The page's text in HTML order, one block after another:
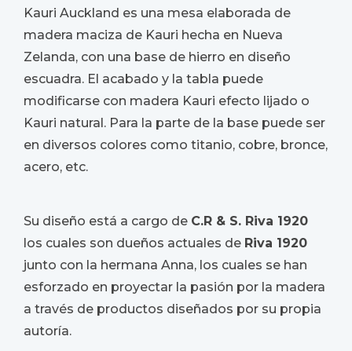
Kauri Auckland es una mesa elaborada de
madera maciza de Kauri hecha en Nueva
Zelanda, con una base de hierro en diseño
escuadra. El acabado y la tabla puede
modificarse con madera Kauri efecto lijado o
Kauri natural. Para la parte de la base puede ser
en diversos colores como titanio, cobre, bronce,
acero, etc.
Su diseño está a cargo de C.R & S. Riva 1920
los cuales son dueños actuales de Riva 1920
junto con la hermana Anna, los cuales se han
esforzado en proyectar la pasión por la madera
a través de productos diseñados por su propia
autoría.